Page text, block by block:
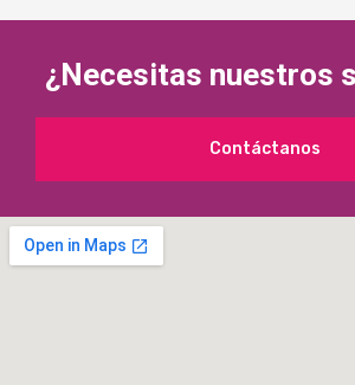
¿Necesitas nuestros
Contáctanos